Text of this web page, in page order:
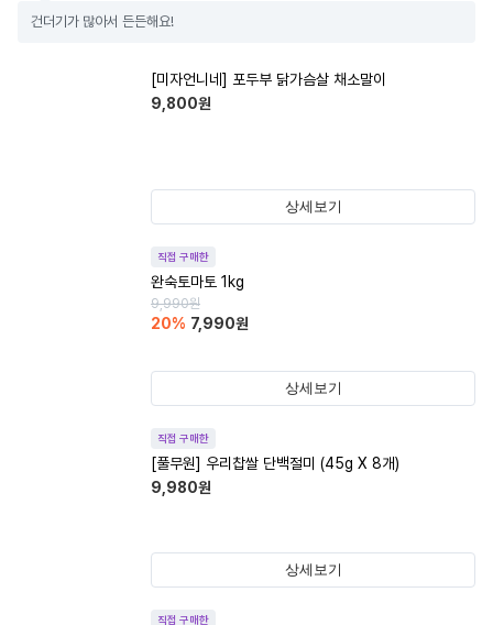
건더기가 많아서 든든해요!
[미자언니네] 포두부 닭가슴살 채소말이
9,800원
상세보기
직접 구매한
완숙토마토 1kg
9,990원
20% 7,990원
상세보기
직접 구매한
[풀무원] 우리찹쌀 단백절미 (45g X 8개)
9,980원
상세보기
직접 구매한